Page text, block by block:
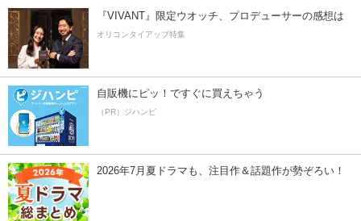
『VIVANT』限定ウオッチ、プロデューサーの感想は
オリコンタイアップ特集
自販機にピッ！ですぐに買えちゃう
（PR）ジハンピ
2026年7月夏ドラマも、注目作＆話題作が勢ぞろい！